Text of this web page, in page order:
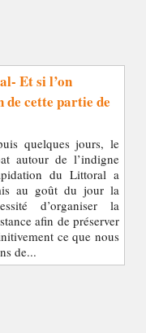
Et si l’on
cette partie de
quelques jours, le
autour de l’indigne
du Littoral a
au goût du jour la
d’organiser la
afin de préserver
ce que nous
de...